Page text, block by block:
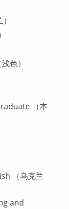
色）
（本
（乌克兰
and